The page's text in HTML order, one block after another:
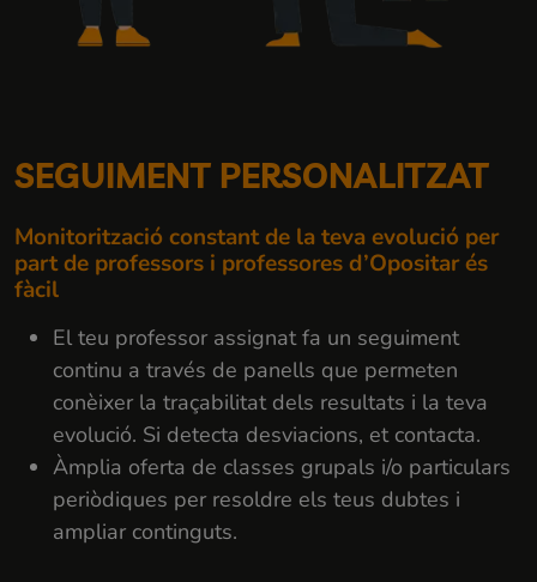
SEGUIMENT PERSONALITZAT
Monitorització constant de la teva evolució per
part de professors i professores d’Opositar és
fàcil
El teu professor assignat fa un seguiment
continu a través de panells que permeten
conèixer la traçabilitat dels resultats i la teva
evolució. Si detecta desviacions, et contacta.
Àmplia oferta de classes grupals i/o particulars
periòdiques per resoldre els teus dubtes i
ampliar continguts.